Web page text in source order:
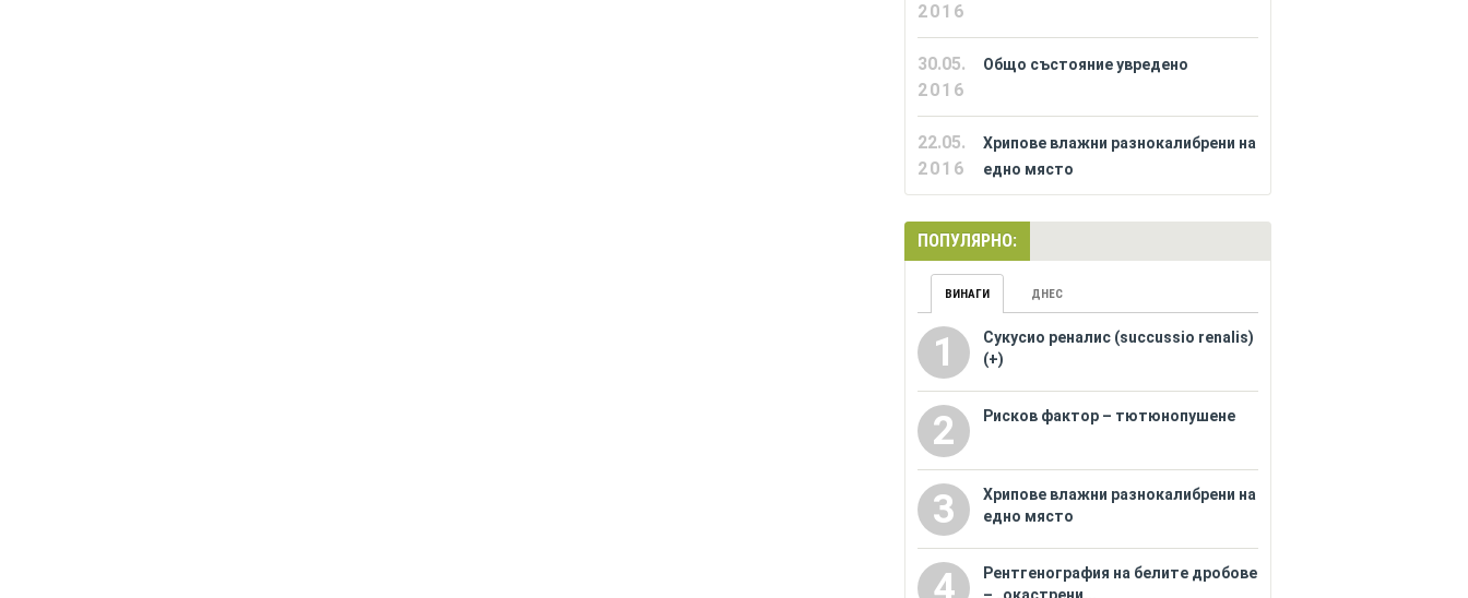
2016
30.05.
2016
Общо състояние увредено
22.05.
2016
Хрипове влажни разнокалибрени на
едно място
ПОПУЛЯРНО:
ВИНАГИ ДНЕС
1
Сукусио реналис (succussio renalis)
(+)
2 Рисков фактор – тютюнопушене
3
Хрипове влажни разнокалибрени на
едно място
4
Рентгенография на белите дробове